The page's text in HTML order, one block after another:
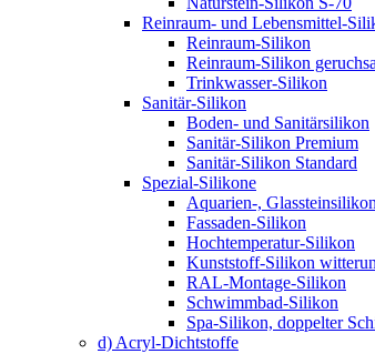
Reinraum- und Lebensmittel-
Reinraum-Silikon
Reinraum-Silikon
Trinkwasser-Silikon
Sanitär-Silikon
Boden- und Sanitärsilikon
Sanitär-Silikon Premium
Sanitär-Silikon Standard
Spezial-Silikone
Aquarien-, Glassteinsilikon
Fassaden-Silikon
Hochtemperatur-Silikon
Kunststoff-Silikon
RAL-Montage-Silikon
Schwimmbad-Silikon
Spa-Silikon, doppelter
d) Acryl-Dichtstoffe